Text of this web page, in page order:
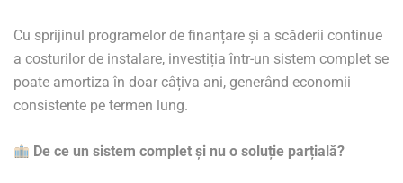
Cu sprijinul programelor de finanțare și a scăderii continue
a costurilor de instalare, investiția într-un sistem complet se
poate amortiza în doar câțiva ani, generând economii
consistente pe termen lung.
De ce un sistem complet și nu o soluție parțială?